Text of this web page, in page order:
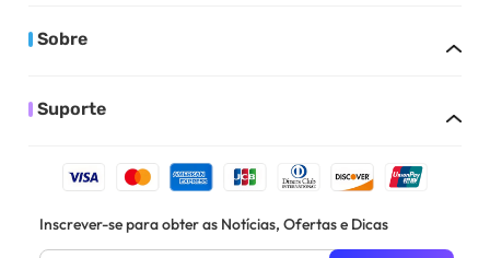
Sobre
Suporte
Inscrever-se para obter as Notícias, Ofertas e Dicas